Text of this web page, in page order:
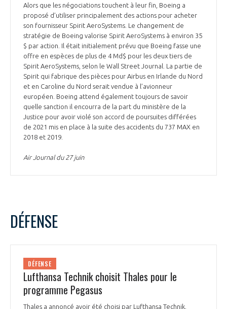
Alors que les négociations touchent à leur fin, Boeing a
proposé d’utiliser principalement des actions pour acheter
son fournisseur Spirit AeroSystems. Le changement de
stratégie de Boeing valorise Spirit AeroSystems à environ 35
$ par action. Il était initialement prévu que Boeing fasse une
offre en espèces de plus de 4 Md$ pour les deux tiers de
Spirit AeroSystems, selon le Wall Street Journal. La partie de
Spirit qui fabrique des pièces pour Airbus en Irlande du Nord
et en Caroline du Nord serait vendue à l’avionneur
européen. Boeing attend également toujours de savoir
quelle sanction il encourra de la part du ministère de la
Justice pour avoir violé son accord de poursuites différées
de 2021 mis en place à la suite des accidents du 737 MAX en
2018 et 2019.
Air Journal du 27 juin
DÉFENSE
DÉFENSE
Lufthansa Technik choisit Thales pour le
programme Pegasus
Thales a annoncé avoir été choisi par Lufthansa Technik,